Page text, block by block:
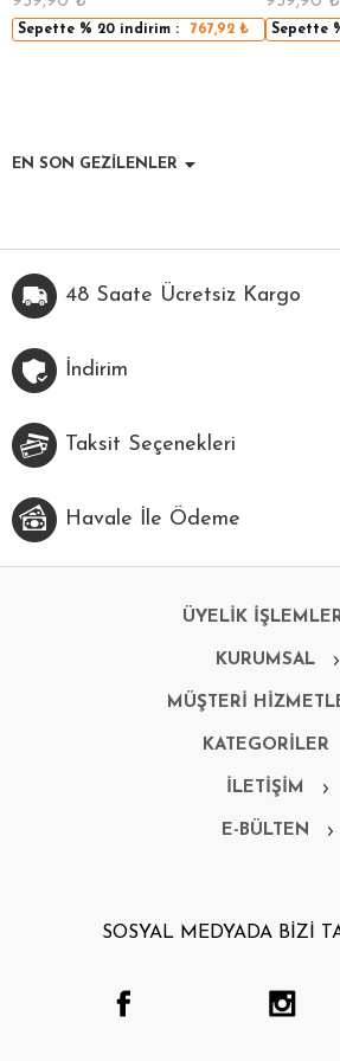
Sepette % 20 indirim : 767,92₺ Sepette
EN SON GEZİLENLER
48 Saate Ücretsiz Kargo
İndirim
Taksit Seçenekleri
Havale İle Ödeme
ÜYELİK
KURUMSAL
MÜŞTERİ
KATEGORİLER
İLETİŞİM
E-BÜLTEN
SOSYAL MEDYADA BİZİ